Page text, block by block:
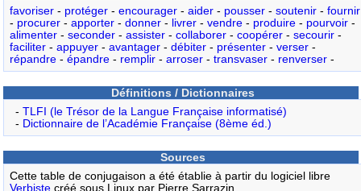
favoriser- protéger- encourager- aider- pousser- soutenir- fournir
- procurer- apporter- donner- livrer- vendre- produire- pourvoir-
alimenter- seconder- assister- collaborer- coopérer- secourir-
faciliter- appuyer- avantager- débiter- présenter- verser-
répandre- épandre- remplir- arroser- transvaser- renverser-
Définitions / Dictionnaires
- TLFI (le Trésor de la Langue Française informatisé)
- Dictionnaire de l’Académie Française (8ème éd.)
Sources
Cette table de conjugaison a été établie à partir du logiciel libre
Verbistecréé sous Linux par Pierre Sarrazin,